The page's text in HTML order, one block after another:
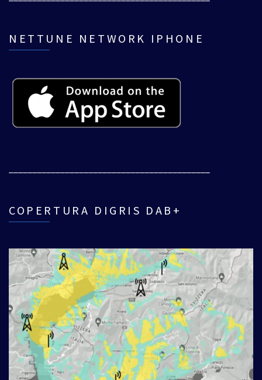
NETTUNE NETWORK IPHONE
COPERTURA DIGRIS DAB+